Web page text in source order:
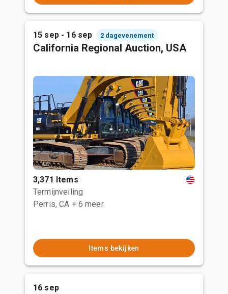
15 sep - 16 sep 2 dagevenement
California Regional Auction, USA
3,371 Items
Termijnveiling
Perris, CA + 6 meer
Items bekijken
16 sep